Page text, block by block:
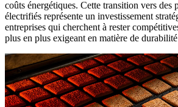
coûts énergétiques. Cette transition vers des
électrifiés représente un investissement
entreprises qui cherchent à rester
plus en plus exigeant en matière de